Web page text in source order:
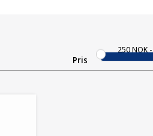
Pris
250NOK